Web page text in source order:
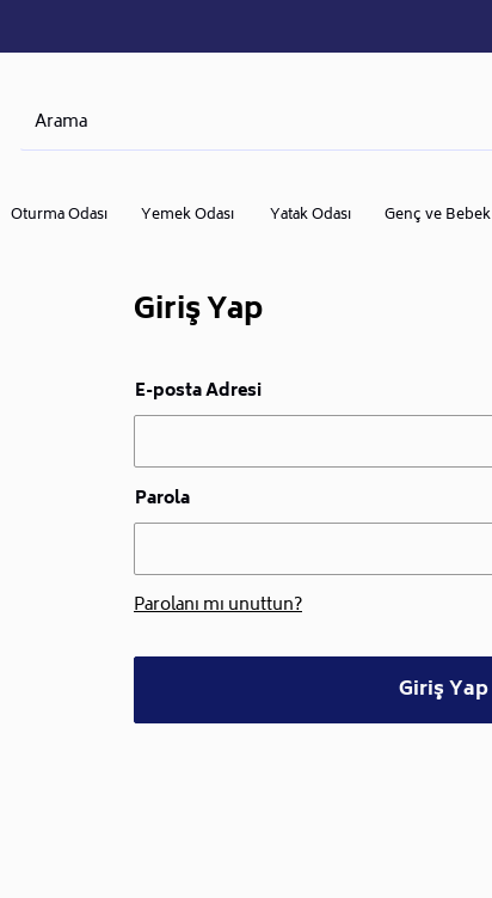
Oturma Odası Yemek Odası Yatak Odası Genç ve Bebek
Giriş Yap
E-posta Adresi
Parola
Parolanı mı unuttun?
Giriş Yap